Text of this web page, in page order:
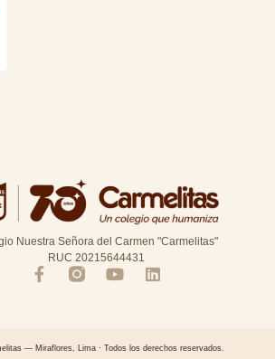
Nuestra Señora del Carmen "Carmelitas"
RUC 20215644431
— Miraflores, Lima · Todos los derechos reservados.